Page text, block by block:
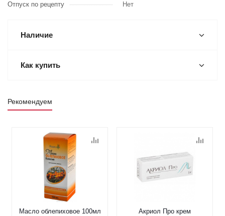
Отпуск по рецепту Нет
Наличие
Как купить
Рекомендуем
Масло облепиховое 100мл
Акриол Про крем